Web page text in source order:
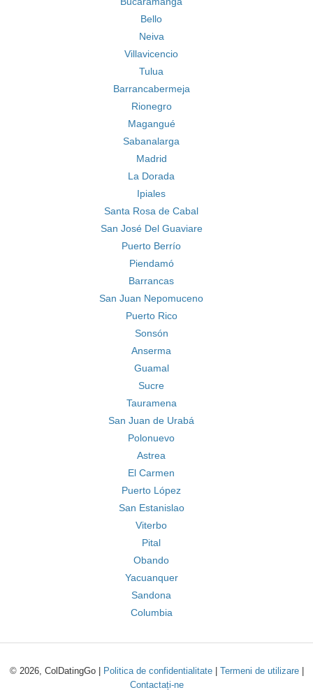
Bello
Neiva
Villavicencio
Tulua
Barrancabermeja
Rionegro
Magangué
Sabanalarga
Madrid
La Dorada
Ipiales
Santa Rosa de Cabal
San José Del Guaviare
Puerto Berrío
Piendamó
Barrancas
San Juan Nepomuceno
Puerto Rico
Sonsón
Anserma
Guamal
Sucre
Tauramena
San Juan de Urabá
Polonuevo
Astrea
El Carmen
Puerto López
San Estanislao
Viterbo
Pital
Obando
Yacuanquer
Sandona
Columbia
© 2026, ColDatingGo | Politica de confidentialitate| Termeni de utilizare|
Contactați-ne